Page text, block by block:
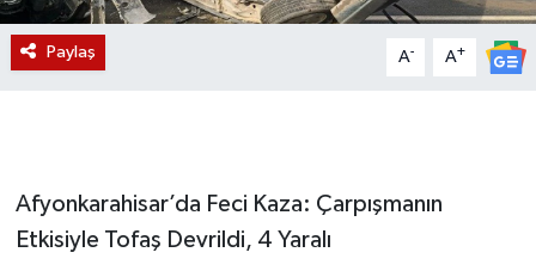
Paylaş A- A+
Afyonkarahisar’da Feci Kaza: Çarpışmanın
Etkisiyle Tofaş Devrildi, 4 Yaralı